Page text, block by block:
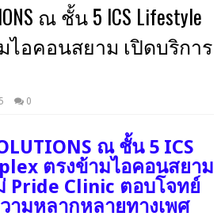
ณ ชั้น 5 ICS Lifestyle
มไอคอนสยาม เปิดบริการ
0
ณ ชั้น 5 ICS
ตรงข้ามไอคอนสยาม
Pride Clinic ตอบโจทย์
ามหลากหลายทางเพศ